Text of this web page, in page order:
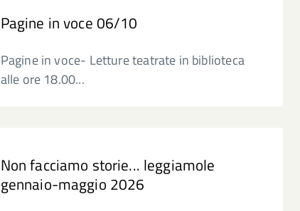
Pagine in voce 06/10
Pagine in voce- Letture teatrate in biblioteca
alle ore 18.00...
Non facciamo storie... leggiamole
gennaio-maggio 2026